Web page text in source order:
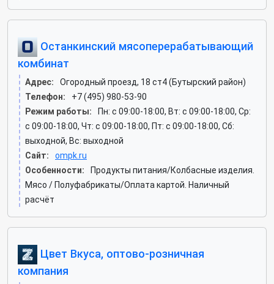
Останкинский мясоперерабатывающий
комбинат
Адрес:
Огородный проезд, 18 ст4 (Бутырский район)
Телефон:
+7 (495) 980-53-90
Режим работы:
Пн: c 09:00-18:00, Вт: c 09:00-18:00, Ср:
c 09:00-18:00, Чт: c 09:00-18:00, Пт: c 09:00-18:00, Сб:
выходной, Вс: выходной
Сайт:
ompk.ru
Особенности:
Продукты питания/Колбасные изделия.
Мясо / Полуфабрикаты/Оплата картой. Наличный
расчёт
Цвет Вкуса, оптово-розничная
компания